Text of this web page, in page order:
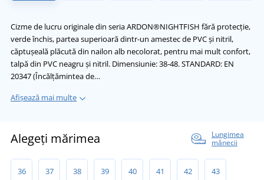
Cizme de lucru originale din seria ARDON®NIGHTFISH fără protecție,
verde închis, partea superioară dintr-un amestec de PVC și nitril,
căptușeală plăcută din nailon alb necolorat, pentru mai mult confort,
talpă din PVC neagru și nitril. Dimensiunie: 38-48. STANDARD: EN
20347 (Încălțămintea de…
Afișează mai multe
Alegeți mărimea
Lungimea
mânecii
36 37 38 39 40 41 42 43